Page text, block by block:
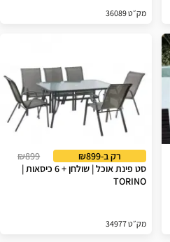
מק״ט 36089
רק ב-₪899
₪899
סט פינת אוכל | שולחן + 6 כיסאות |
TORINO
מק״ט 34977